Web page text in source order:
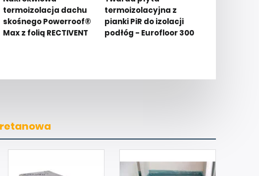
termoizolacja dachu
skośnego Powerroof®
Max z folią RECTIVENT
termoizolacyjna z
pianki PiR do izolacji
podłóg - Eurofloor 300